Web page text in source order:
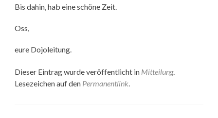
Bis dahin, hab eine schöne Zeit.
Oss,
eure Dojoleitung.
Dieser Eintrag wurde veröffentlicht in Mitteilung.
Lesezeichen auf den Permanentlink.